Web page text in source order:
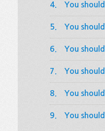
4. You should
5. You should
6. You should
7. You should
8. You should
9. You should